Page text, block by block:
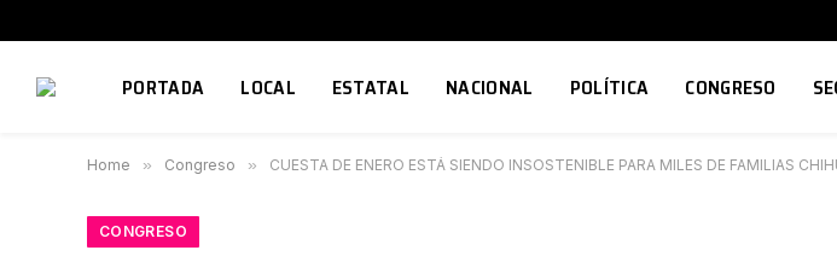
PORTADA LOCAL ESTATAL NACIONAL POLÍTICA CONGRESO
Home » Congreso » CUESTA DE ENERO ESTÁ SIENDO INSOSTENIBLE PARA MILES DE FAMILIAS
CONGRESO